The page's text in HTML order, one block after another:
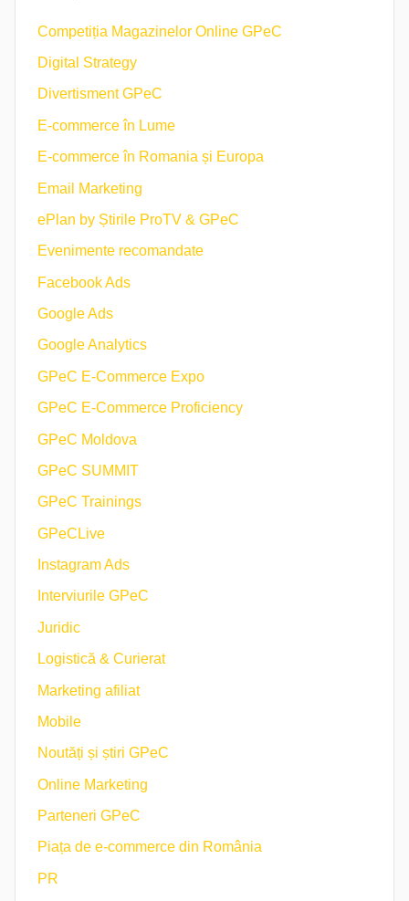
Competiția Magazinelor Online GPeC
Digital Strategy
Divertisment GPeC
E-commerce în Lume
E-commerce în Romania și Europa
Email Marketing
ePlan by Știrile ProTV & GPeC
Evenimente recomandate
Facebook Ads
Google Ads
Google Analytics
GPeC E-Commerce Expo
GPeC E-Commerce Proficiency
GPeC Moldova
GPeC SUMMIT
GPeC Trainings
GPeCLive
Instagram Ads
Interviurile GPeC
Juridic
Logistică & Curierat
Marketing afiliat
Mobile
Noutăți și știri GPeC
Online Marketing
Parteneri GPeC
Piața de e-commerce din România
PR